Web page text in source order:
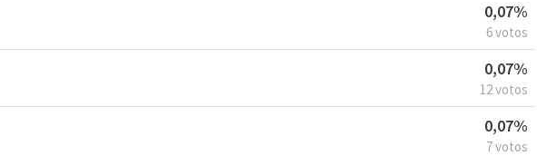
0,07%
6 votos
0,07%
12 votos
0,07%
7 votos